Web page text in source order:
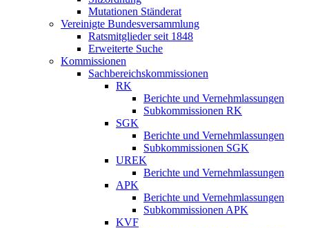
Mutationen Ständerat
Vereinigte Bundesversammlung
Ratsmitglieder seit 1848
Erweiterte Suche
Kommissionen
Sachbereichskommissionen
RK
Berichte und Vernehmlassungen
Subkommissionen RK
SGK
Berichte und Vernehmlassungen
Subkommissionen SGK
UREK
Berichte und Vernehmlassungen
APK
Berichte und Vernehmlassungen
Subkommissionen APK
KVF